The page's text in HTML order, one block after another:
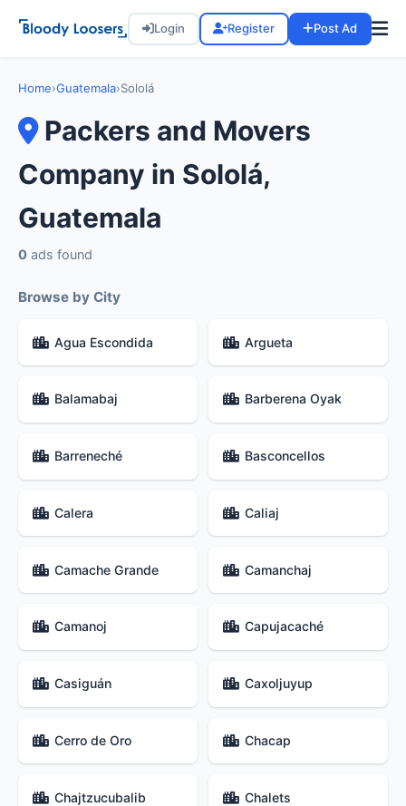
Login Register Post Ad
Home›Guatemala›Sololá
Packers and Movers
Company in Sololá,
Guatemala
0 ads found
Browse by City
Agua Escondida Argueta
Balamabaj Barberena Oyak
Barreneché Basconcellos
Calera Caliaj
Camache Grande Camanchaj
Camanoj Capujacaché
Casiguán Caxoljuyup
Cerro de Oro Chacap
Chajtzucubalib Chalets